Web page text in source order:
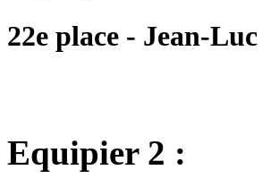
22e place - Jean-
Equipier 2 :